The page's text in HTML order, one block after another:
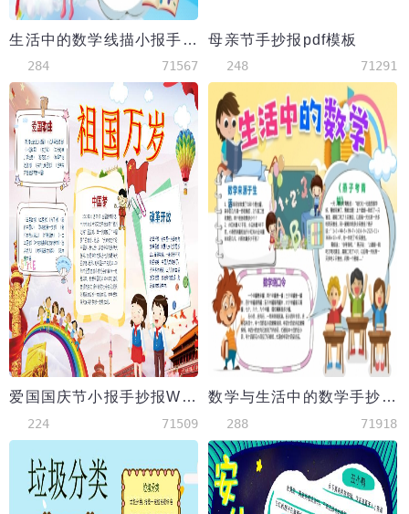
生活中的数学线描小报手抄报word模板
284 71567
母亲节手抄报pdf模板
248 71291
爱国国庆节小报手抄报Word模板
224 71509
数学与生活中的数学手抄报word模板
288 71918